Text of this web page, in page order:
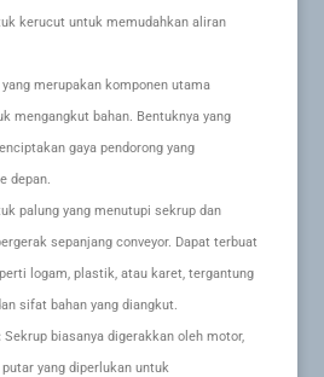
kerucut untuk memudahkan aliran
merupakan komponen utama
mengangkut bahan. Bentuknya yang
gaya pendorong yang
depan.
palung yang menutupi sekrup dan
sepanjang conveyor. Dapat terbuat
logam, plastik, atau karet, tergantung
sifat bahan yang diangkut.
Sekrup biasanya digerakkan oleh motor,
yang diperlukan untuk